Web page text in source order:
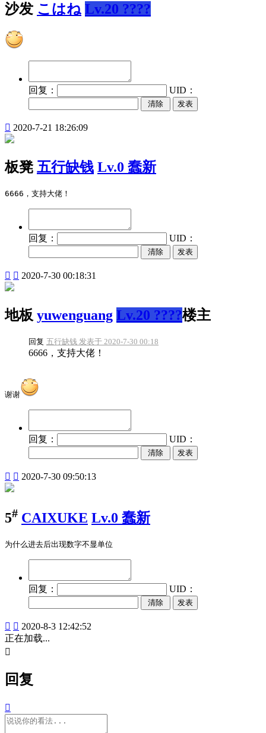
沙发 こはね Lv.20 ????
回复： UID：
发表
 2020-7-21 18:26:09
板凳 五行缺钱 Lv.0 蠢新
6666，支持大佬！
回复： UID：
发表
  2020-7-30 00:18:31
地板 yuwenguang Lv.20 ????楼主
回复 五行缺钱 发表于 2020-7-30 00:18
6666，支持大佬！
谢谢
回复： UID：
发表
  2020-7-30 09:50:13
5# CAIXUKE Lv.0 蠢新
为什么进去后出现数字不显单位
回复： UID：
发表
  2020-8-3 12:42:52
正在加载...

回复
